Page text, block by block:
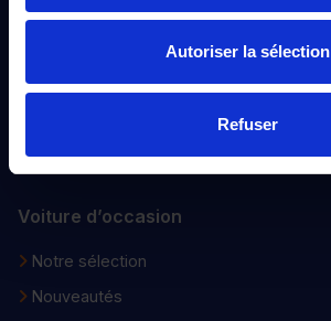
Autoriser la sélection
Refuser
À propos
Qui sommes-nous ?
Nos engagements
Voiture d’occasion
Notre sélection
Nouveautés